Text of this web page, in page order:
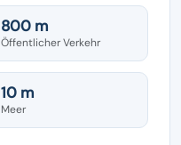
800 m
Öffentlicher Verkehr
10 m
Meer